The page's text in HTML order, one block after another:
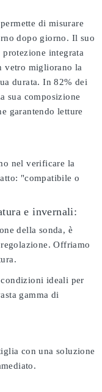
di misurare
dopo giorno. Il suo
integrata
vetro migliorano la
durata. In 82% dei
sua composizione
garantendo letture
nel verificare la
"compatibile o
e invernali:
della sonda, è
Offriamo
condizioni ideali per
gamma di
con una soluzione